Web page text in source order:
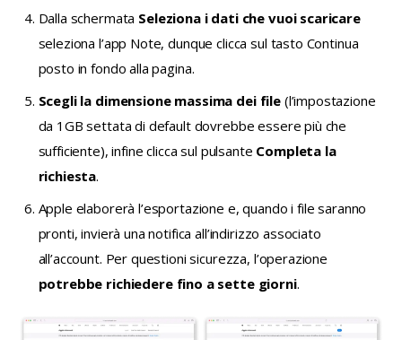
Dalla schermata Seleziona i dati che vuoi scaricare
seleziona l’app Note, dunque clicca sul tasto Continua
posto in fondo alla pagina.
Scegli la dimensione massima dei file(l’impostazione
da 1GB settata di default dovrebbe essere più che
sufficiente), infine clicca sul pulsante Completa la
richiesta.
Apple elaborerà l’esportazione e, quando i file saranno
pronti, invierà una notifica all’indirizzo associato
all’account. Per questioni sicurezza, l’operazione
potrebbe richiedere fino a sette giorni.